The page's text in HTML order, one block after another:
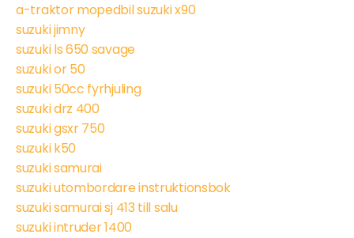
a-traktor mopedbil suzuki x90
suzuki jimny
suzuki ls 650 savage
suzuki or 50
suzuki 50cc fyrhjuling
suzuki drz 400
suzuki gsxr 750
suzuki k50
suzuki samurai
suzuki utombordare instruktionsbok
suzuki samurai sj 413 till salu
suzuki intruder 1400